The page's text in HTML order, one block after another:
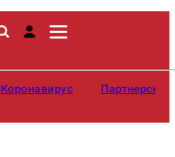
Коронавирус